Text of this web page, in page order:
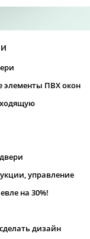
элементы ПВХ окон
управление
на 30%!
дизайн